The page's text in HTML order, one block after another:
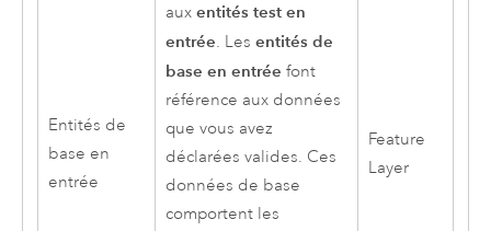
Entités de
base en
entrée
aux entités test en
entrée. Les entités de
base en entrée font
référence aux données
que vous avez
déclarées valides. Ces
données de base
comportent les
Feature
Layer